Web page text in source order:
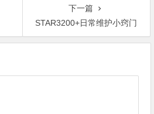
下一篇
STAR3200+日常维护小窍门